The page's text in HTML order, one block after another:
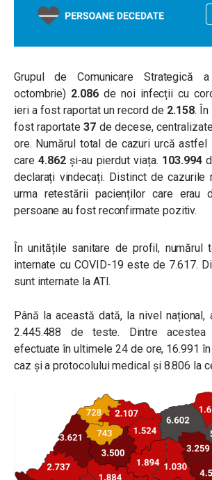
Grupul de Comunicare Strategică
octombrie) 2.086de noi infecții cu
ieri a fost raportat un record de 2.158. În
fost raportate37 de decese,
ore. Numărul total de cazuri urcă astfel
care 4.862și-au pierdut viața. 103.994
declarați vindecați. Distinct de cazurile
urma retestării pacienților care erau
persoane au fost reconfirmate pozitiv.
În unitățile sanitare de profil, numărul
internate cu COVID-19 este de 7.617.
sunt internate la ATI.
Până la această dată, la nivel național,
2.445.488 de teste. Dintre
efectuate în ultimele 24 de ore, 16.991
caz și a protocolului medical și 8.806 la